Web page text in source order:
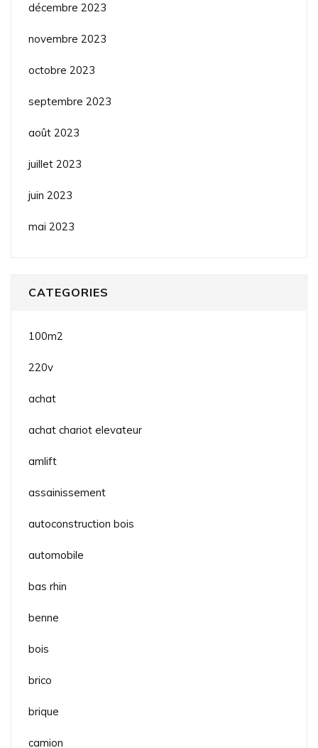
décembre 2023
novembre 2023
octobre 2023
septembre 2023
août 2023
juillet 2023
juin 2023
mai 2023
CATEGORIES
100m2
220v
achat
achat chariot elevateur
amlift
assainissement
autoconstruction bois
automobile
bas rhin
benne
bois
brico
brique
camion